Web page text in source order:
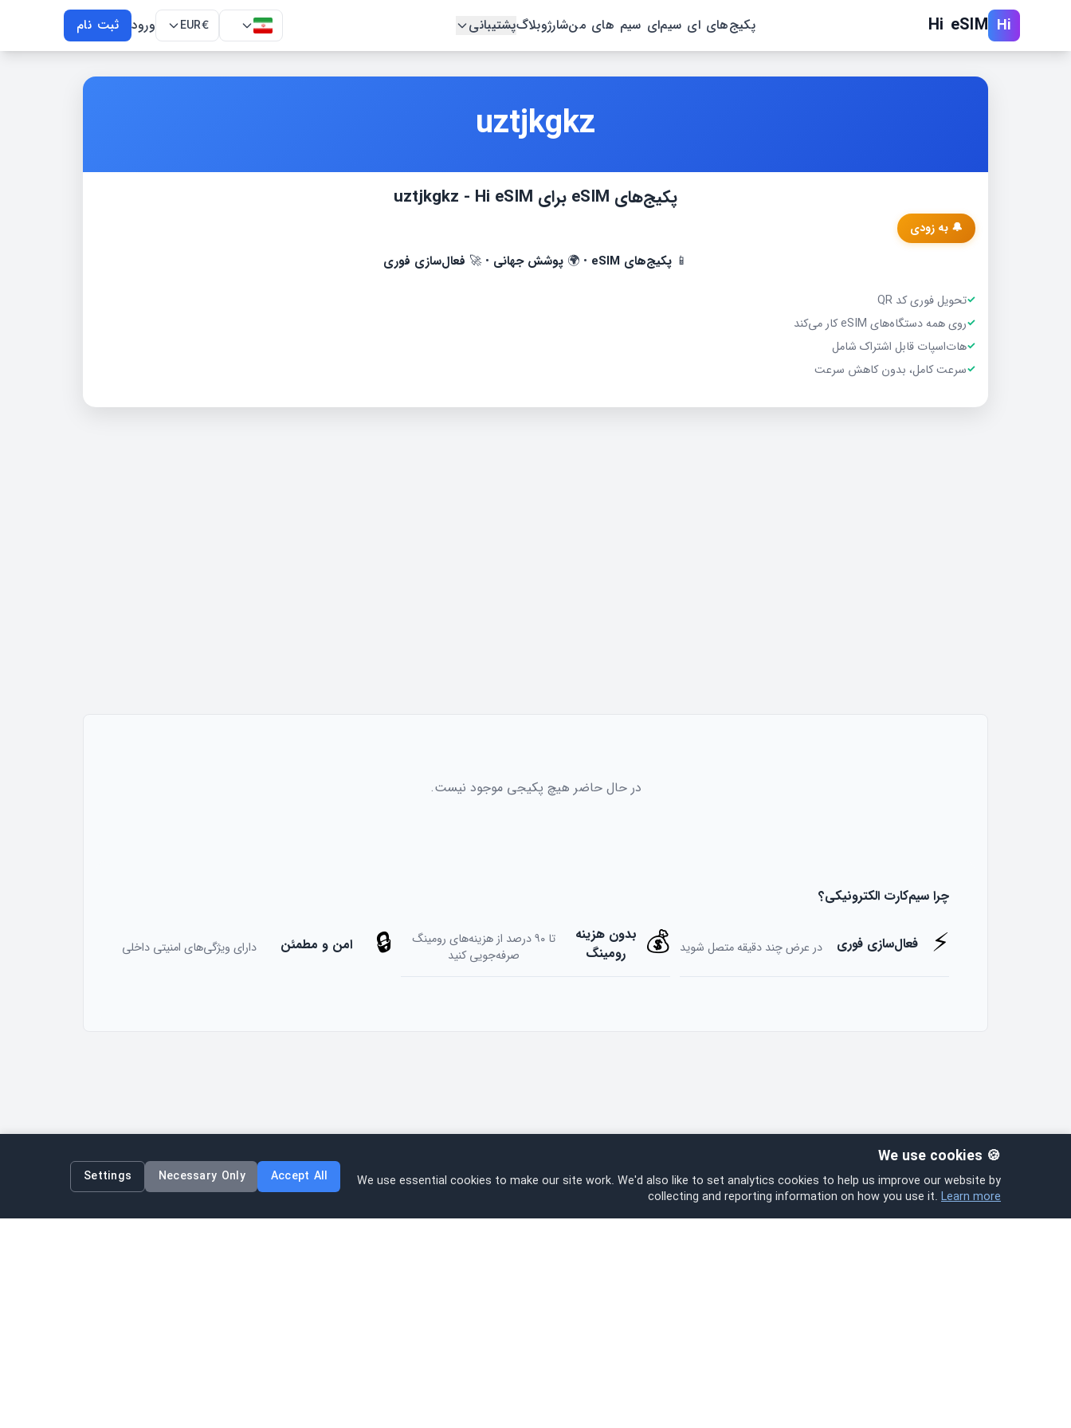
Hi
Hi eSIM پكيج‌های ای سیمای سیم های منشارژوبلاگپشتیبانی €
EUR ورود ثبت نام
uztjkgkz
پكيج‌های eSIM برای uztjkgkz - Hi eSIM
🔔 به زودی
📱 پكيج‌های eSIM • 🌍 پوشش جهانی • 🚀 فعال‌سازی فوری
تحویل فوری کد QR
روی همه دستگاه‌های eSIM کار می‌کند
هات‌اسپات قابل اشتراک شامل
سرعت کامل، بدون کاهش سرعت
در حال حاضر هیچ پكيجی موجود نیست.
چرا سیم‌کارت الکترونیکی؟
⚡ فعال‌سازی فوری در عرض چند دقیقه متصل شوید 💰 بدون هزینه
رومینگ
تا ۹۰ درصد از هزینه‌های رومینگ
صرفه‌جویی کنید
🔒 امن و مطمئن دارای ویژگی‌های امنیتی داخلی
🍪 We use cookies
We use essential cookies to make our site work. We'd also like to set analytics cookies to help us improve our website by
collecting and reporting information on how you use it. Learn more
Accept All
Necessary Only
Settings